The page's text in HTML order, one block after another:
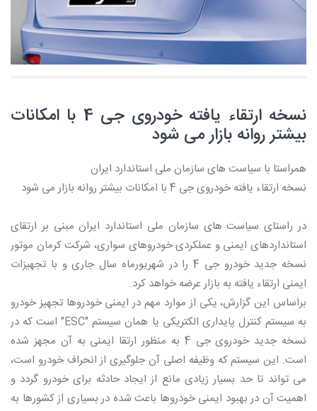
نسخه ارتقاء یافته خودروی جی 4 با امکانات
بیشتر روانه بازار می شود
همراستا با سیاست های سازمان ملی استاندارد ایران
نسخه ارتقاء یافته خودروی جی 4 با امکانات بیشتر روانه بازار می شود
در راستای سیاست های سازمان ملی استاندارد ایران مبنی بر ارتقای
استانداردهای ایمنی و عملکردی خودروهای سواری، شرکت کرمان موتور
نسخه جدید خودرو جی 4 را در شهریورماه سال جاری و با تجهیزات
ایمنی ارتقاء یافته به بازار عرضه خواهد کرد.
براساس این گزارش، یکی از موارد مهم در ایمنی خودروها تجهیز خودرو
به سیستم کنترل پایداری الکتریکی یا همان سیستم "ESC" است که در
نسخه جدید خودروی جی 4 به منظور ارتقا ایمنی به آن مجهز شده
است. این سیستم که وظیفه اصلی آن جلوگیری از انحراف خودرو است،
می تواند تا حد بسیار زیادی مانع از ایجاد حادثه برای خودرو گردد و
اهمیت آن در بهبود ایمنی خودروها باعث شده در بسیاری از کشورها به